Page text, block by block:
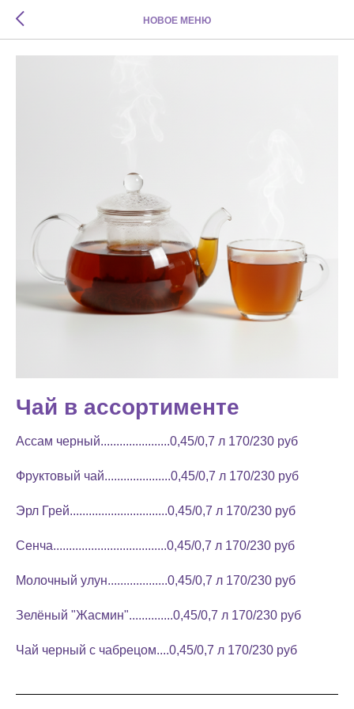
НОВОЕ МЕНЮ
Чай в ассортименте
Ассам черный......................0,45/0,7 л 170/230 руб
Фруктовый чай.....................0,45/0,7 л 170/230 руб
Эрл Грей...............................0,45/0,7 л 170/230 руб
Сенча....................................0,45/0,7 л 170/230 руб
Молочный улун...................0,45/0,7 л 170/230 руб
Зелёный "Жасмин"..............0,45/0,7 л 170/230 руб
Чай черный с чабрецом....0,45/0,7 л 170/230 руб